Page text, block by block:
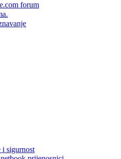
forum
sigurnost